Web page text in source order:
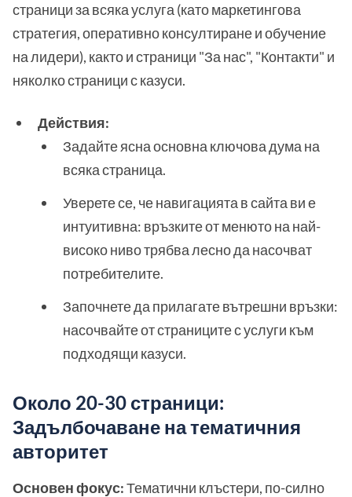
страници за всяка услуга (като маркетингова
стратегия, оперативно консултиране и обучение
на лидери), както и страници "За нас", "Контакти" и
няколко страници с казуси.
Действия:
Задайте ясна основна ключова дума на
всяка страница.
Уверете се, че навигацията в сайта ви е
интуитивна: връзките от менюто на най-
високо ниво трябва лесно да насочват
потребителите.
Започнете да прилагате вътрешни връзки:
насочвайте от страниците с услуги към
подходящи казуси.
Около 20-30 страници:
Задълбочаване на тематичния
авторитет
Основен фокус:Тематични клъстери, по-силно